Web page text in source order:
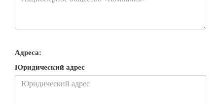
Адреса:
Юридический адрес